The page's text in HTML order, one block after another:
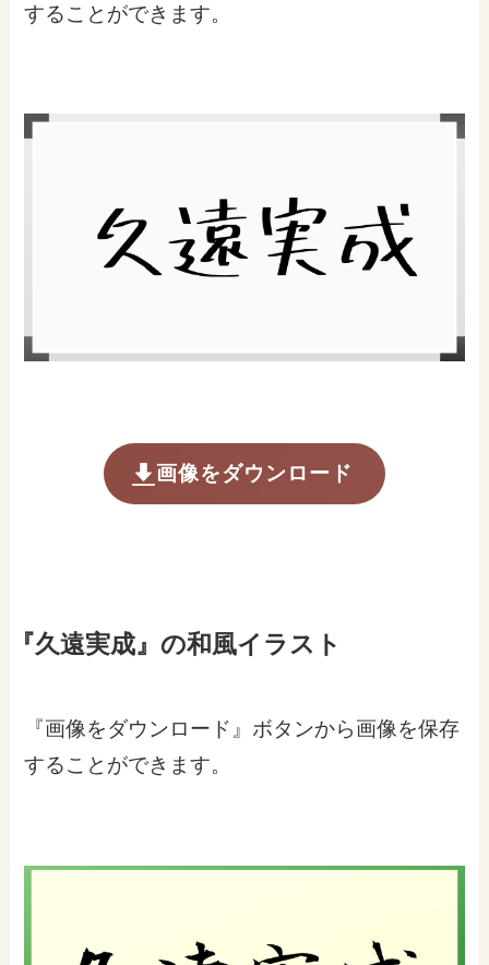
することができます。
画像をダウンロード
『久遠実成』の和風イラスト
『画像をダウンロード』ボタンから画像を保存
することができます。